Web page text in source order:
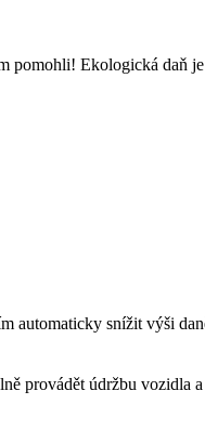
pomohli! Ekologická daň
automaticky snížit výši
provádět údržbu vozidla